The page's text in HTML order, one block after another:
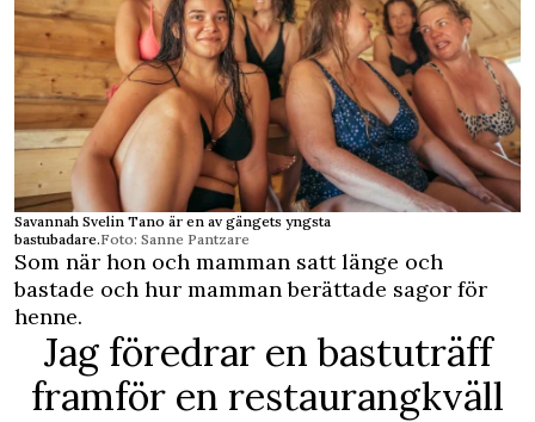
Savannah Svelin Tano är en av gängets yngsta
bastubadare.Foto: Sanne Pantzare
Som när hon och mamman satt länge och
bastade och hur mamman berättade sagor för
henne.
Jag föredrar en bastuträff
framför en restaurangkväll